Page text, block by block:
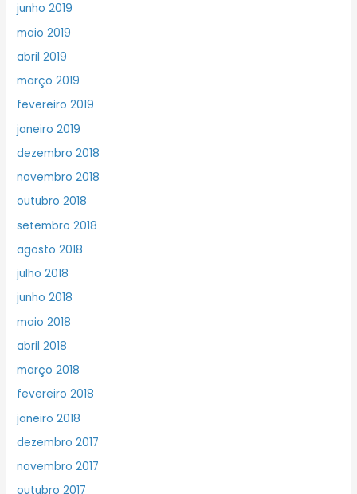
junho 2019
maio 2019
abril 2019
março 2019
fevereiro 2019
janeiro 2019
dezembro 2018
novembro 2018
outubro 2018
setembro 2018
agosto 2018
julho 2018
junho 2018
maio 2018
abril 2018
março 2018
fevereiro 2018
janeiro 2018
dezembro 2017
novembro 2017
outubro 2017